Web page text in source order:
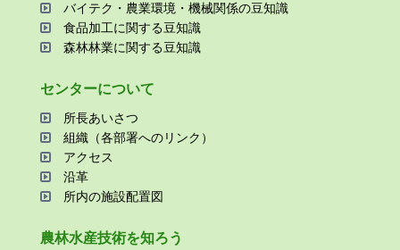
バイテク・農業環境・機械関係の⾖知識
⾷品加⼯に関する⾖知識
森林林業に関する⾖知識
センターについて
所⻑あいさつ
組織（各部署へのリンク）
アクセス
沿⾰
所内の施設配置図
農林⽔産技術を知ろう